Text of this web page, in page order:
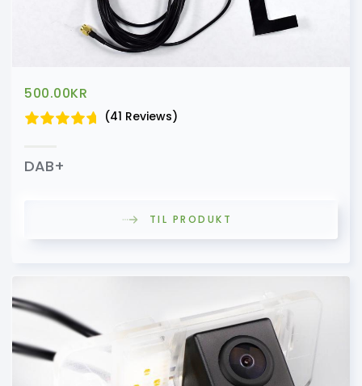
500.00KR
(41 Reviews)
DAB+
TIL PRODUKT